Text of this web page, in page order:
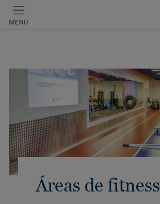
MENU
Áreas de fitness